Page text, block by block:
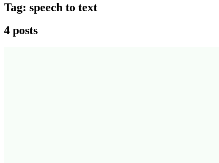
Tag: speech to text
4 posts